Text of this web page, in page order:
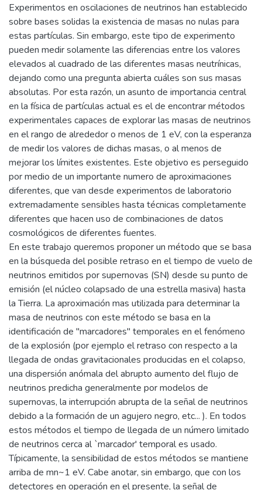
Experimentos en oscilaciones de neutrinos han establecido
sobre bases solidas la existencia de masas no nulas para
estas partículas. Sin embargo, este tipo de experimento
pueden medir solamente las diferencias entre los valores
elevados al cuadrado de las diferentes masas neutrínicas,
dejando como una pregunta abierta cuáles son sus masas
absolutas. Por esta razón, un asunto de importancia central
en la física de partículas actual es el de encontrar métodos
experimentales capaces de explorar las masas de neutrinos
en el rango de alrededor o menos de 1 eV, con la esperanza
de medir los valores de dichas masas, o al menos de
mejorar los límites existentes. Este objetivo es perseguido
por medio de un importante numero de aproximaciones
diferentes, que van desde experimentos de laboratorio
extremadamente sensibles hasta técnicas completamente
diferentes que hacen uso de combinaciones de datos
cosmológicos de diferentes fuentes.
En este trabajo queremos proponer un método que se basa
en la búsqueda del posible retraso en el tiempo de vuelo de
neutrinos emitidos por supernovas (SN) desde su punto de
emisión (el núcleo colapsado de una estrella masiva) hasta
la Tierra. La aproximación mas utilizada para determinar la
masa de neutrinos con este método se basa en la
identificación de "marcadores" temporales en el fenómeno
de la explosión (por ejemplo el retraso con respecto a la
llegada de ondas gravitacionales producidas en el colapso,
una dispersión anómala del abrupto aumento del flujo de
neutrinos predicha generalmente por modelos de
supernovas, la interrupción abrupta de la señal de neutrinos
debido a la formación de un agujero negro, etc... ). En todos
estos métodos el tiempo de llegada de un número limitado
de neutrinos cerca al `marcador' temporal es usado.
Típicamente, la sensibilidad de estos métodos se mantiene
arriba de mn~1 eV. Cabe anotar, sin embargo, que con los
detectores en operación en el presente, la señal de